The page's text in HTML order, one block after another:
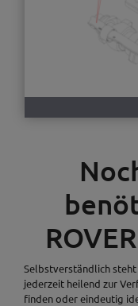
Selbstverständlich steht
jederzeit heilend zur
finden oder eindeutig